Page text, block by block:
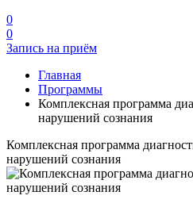
0
0
Запись на приём
Главная
Программы
Комплексная программа
нарушений сознания
Комплексная программа
нарушений сознания